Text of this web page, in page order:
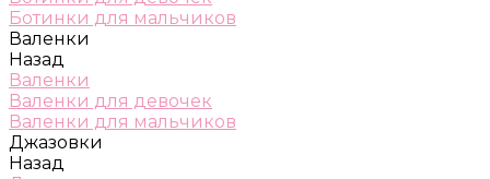
Ботинки для мальчиков
Валенки
Назад
Валенки
Валенки для девочек
Валенки для мальчиков
Джазовки
Назад